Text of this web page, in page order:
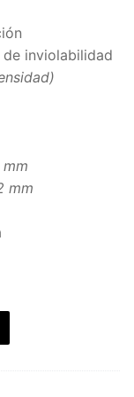
de inviolabilidad
mm